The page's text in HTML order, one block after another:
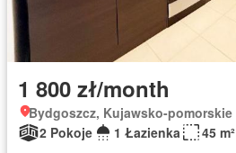
1 800 zł/month
Bydgoszcz, Kujawsko-pomorskie
2 Pokoje
1 Łazienka 45 m²